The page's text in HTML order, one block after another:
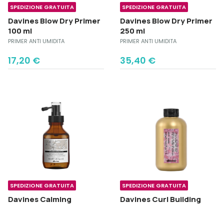
SPEDIZIONE GRATUITA
Davines Blow Dry Primer
100 ml
PRIMER ANTI UMIDITA
17,20 €
SPEDIZIONE GRATUITA
Davines Blow Dry Primer
250 ml
PRIMER ANTI UMIDITA
35,40 €
SPEDIZIONE GRATUITA
Davines Calming
SPEDIZIONE GRATUITA
Davines Curl Building